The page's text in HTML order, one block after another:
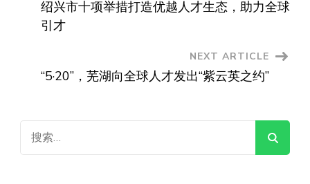
Navigation
绍兴市十项举措打造优越人才生态，助力全球
引才
NEXT ARTICLE
“5·20”，芜湖向全球人才发出“紫云英之约”
索：